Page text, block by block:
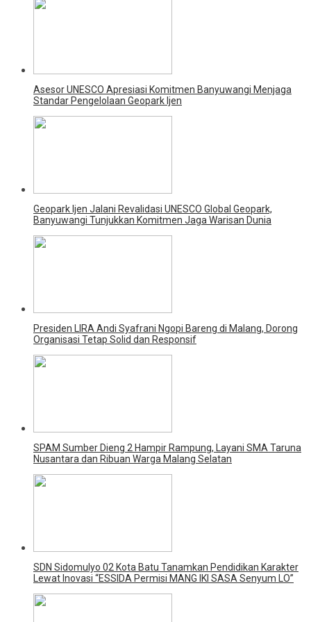
Asesor UNESCO Apresiasi Komitmen Banyuwangi Menjaga
Standar Pengelolaan Geopark Ijen
Geopark Ijen Jalani Revalidasi UNESCO Global Geopark,
Banyuwangi Tunjukkan Komitmen Jaga Warisan Dunia
Presiden LIRA Andi Syafrani Ngopi Bareng di Malang, Dorong
Organisasi Tetap Solid dan Responsif
SPAM Sumber Dieng 2 Hampir Rampung, Layani SMA Taruna
Nusantara dan Ribuan Warga Malang Selatan
SDN Sidomulyo 02 Kota Batu Tanamkan Pendidikan Karakter
Lewat Inovasi “ESSIDA Permisi MANG IKI SASA Senyum LO”